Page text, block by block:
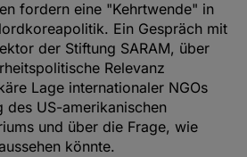
fordern eine "Kehrtwende" in
Ein Gespräch mit
der Stiftung SARAM, über
Relevanz
Lage internationaler NGOs
des US-amerikanischen
und über die Frage, wie
könnte.